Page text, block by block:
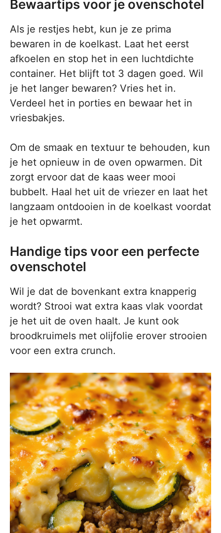
Bewaartips voor je ovenschotel
Als je restjes hebt, kun je ze prima
bewaren in de koelkast. Laat het eerst
afkoelen en stop het in een luchtdichte
container. Het blijft tot 3 dagen goed. Wil
je het langer bewaren? Vries het in.
Verdeel het in porties en bewaar het in
vriesbakjes.
Om de smaak en textuur te behouden, kun
je het opnieuw in de oven opwarmen. Dit
zorgt ervoor dat de kaas weer mooi
bubbelt. Haal het uit de vriezer en laat het
langzaam ontdooien in de koelkast voordat
je het opwarmt.
Handige tips voor een perfecte
ovenschotel
Wil je dat de bovenkant extra knapperig
wordt? Strooi wat extra kaas vlak voordat
je het uit de oven haalt. Je kunt ook
broodkruimels met olijfolie erover strooien
voor een extra crunch.